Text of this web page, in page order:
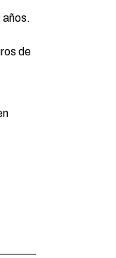
años.
de